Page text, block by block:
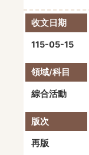
115-05-15
綜合活動
再版